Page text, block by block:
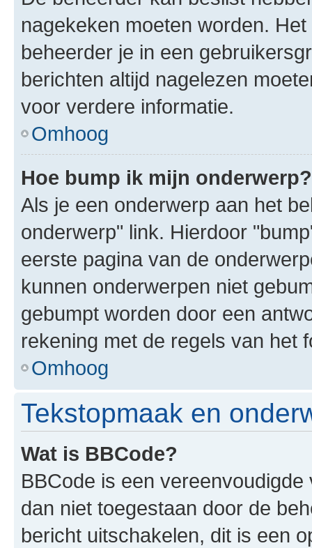
nagekeken moeten worden.
beheerder je in een
berichten altijd nagelezen
voor verdere informatie.
Omhoog
Hoe bump ik mijn onderwerp?
Als je een onderwerp aan het
onderwerp" link. Hierdoor
eerste pagina van de
kunnen onderwerpen niet
gebumpt worden door een
rekening met de regels van het
Omhoog
Tekstopmaak en
Wat is BBCode?
BBCode is een
dan niet toegestaan door de
bericht uitschakelen, dit is een